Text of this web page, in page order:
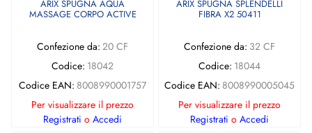
ARIX SPUGNA AQUA
MASSAGE CORPO ACTIVE
Confezione da: 20 CF
Codice: 18042
Codice EAN: 8008990001757
Per visualizzare il prezzo
Registrati o Accedi
ARIX SPUGNA SPLENDELLI
FIBRA X2 50411
Confezione da: 32 CF
Codice: 18044
Codice EAN: 8008990005045
Per visualizzare il prezzo
Registrati o Accedi